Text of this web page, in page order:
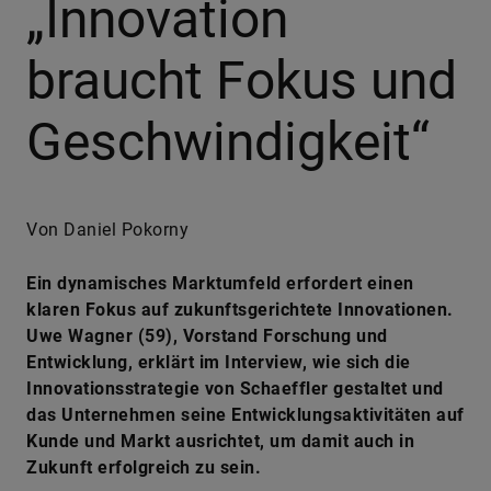
„Innovation
braucht Fokus und
Geschwindigkeit“
Von Daniel Pokorny
Ein dynamisches Marktumfeld erfordert einen
klaren Fokus auf zukunftsgerichtete Innovationen.
Uwe Wagner (59), Vorstand Forschung und
Entwicklung, erklärt im Interview, wie sich die
Innovationsstrategie von Schaeffler gestaltet und
das Unternehmen seine Entwicklungsaktivitäten auf
Kunde und Markt ausrichtet, um damit auch in
Zukunft erfolgreich zu sein.